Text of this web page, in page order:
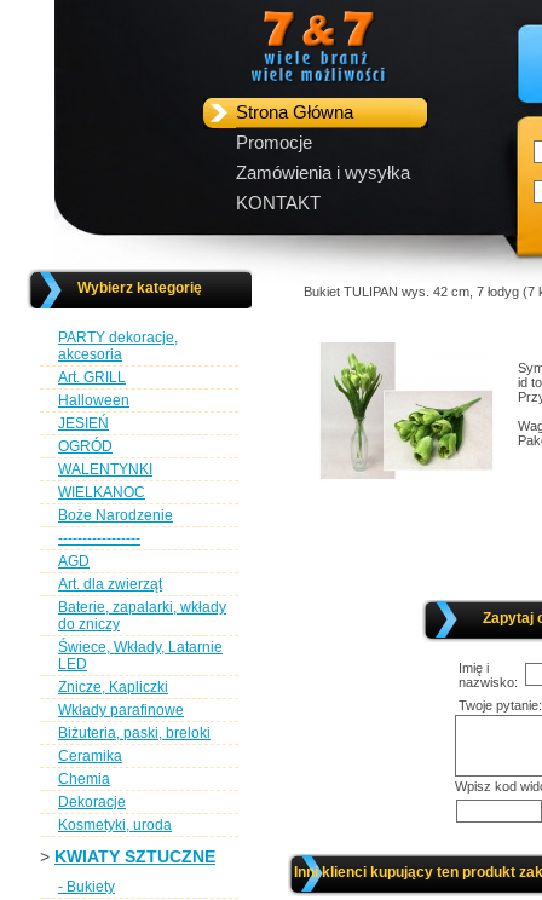
Strona Główna
Promocje
Zamówienia i wysyłka
KONTAKT
Wybierz kategorię
PARTY dekoracje,
akcesoria
Art. GRILL
Halloween
JESIEŃ
OGRÓD
WALENTYNKI
WIELKANOC
Boże Narodzenie
-----------------
AGD
Art. dla zwierząt
Baterie, zapalarki, wkłady
do zniczy
Świece, Wkłady, Latarnie
LED
Znicze, Kapliczki
Wkłady parafinowe
Biżuteria, paski, breloki
Ceramika
Chemia
Dekoracje
Kosmetyki, uroda
> KWIATY SZTUCZNE
- Bukiety
Bukiet TULIPAN wys. 42 cm, 7 łodyg
id
Zapytaj
Imię i
nazwisko:
Twoje pytanie:
Wpisz kod
Inni klienci kupujący ten produkt